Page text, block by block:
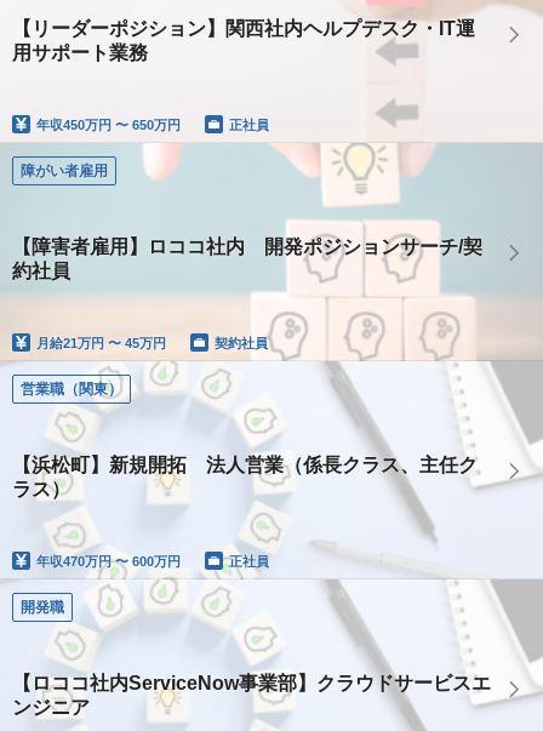
【リーダーポジション】関西社内ヘルプデスク・IT運
用サポート業務
年収450万円 〜 650万円 正社員
障がい者雇用
【障害者雇用】ロココ社内 開発ポジションサーチ/契
約社員
月給21万円 〜 45万円 契約社員
営業職（関東）
【浜松町】新規開拓 法人営業（係長クラス、主任ク
ラス）
年収470万円 〜 600万円 正社員
開発職
【ロココ社内ServiceNow事業部】クラウドサービスエ
ンジニア